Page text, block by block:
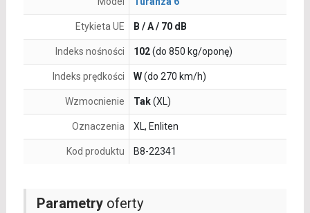
Parametryoferty
Etykieta UE B / A / 70 dB
Indeks nośności 102(do 850 kg/oponę)
Indeks prędkości W(do 270 km/h)
Wzmocnienie Tak(XL)
Oznaczenia XL, Enliten
Kod produktu B8-22341